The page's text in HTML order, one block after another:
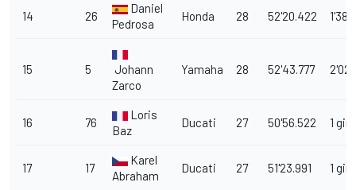
14 26
Daniel
Pedrosa
Honda 28 52'20.422
15 5
Johann
Zarco
Yamaha 28 52'43.777
16 76
Loris
Baz
Ducati 27 50'56.522 1 giro
17 17
Karel
Abraham
Ducati 27 51'23.991 1 giro